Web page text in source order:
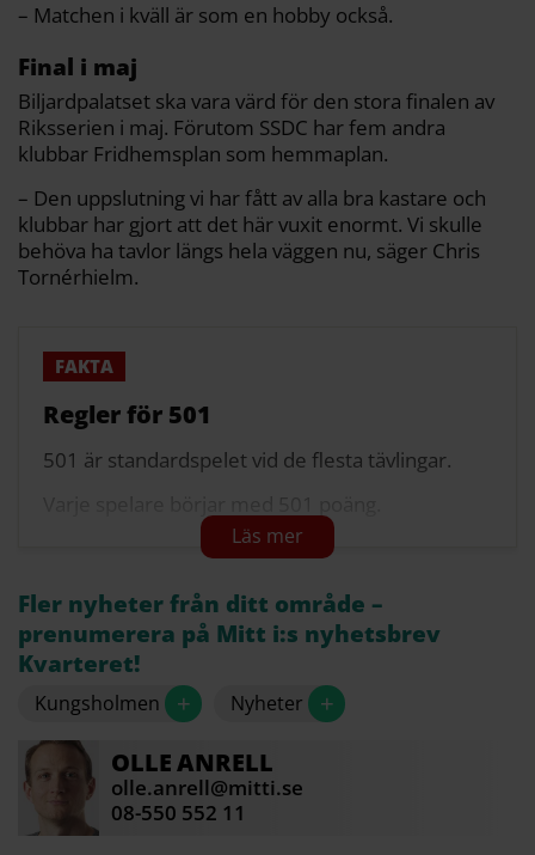
– Matchen i kväll är som en hobby också.
Final i maj
Biljardpalatset ska vara värd för den stora finalen av
Riksserien i maj. Förutom SSDC har fem andra
klubbar Fridhemsplan som hemmaplan.
– Den uppslutning vi har fått av alla bra kastare och
klubbar har gjort att det här vuxit enormt. Vi skulle
behöva ha tavlor längs hela väggen nu, säger Chris
Tornérhielm.
Regler för 501
501 är standardspelet vid de flesta tävlingar.
Träffade poäng dras av från det totala antalet
Första spelaren som når exakt noll poäng
vinner.
Sista kastet när du går ut måste landa i en
dubbel (yttre ringen på tavlan) eller bullseye –
alltså cirkeln i mitten.
Om du går under noll eller når 1 poäng återställs
poängen till den man hade vid kastomgångens
start.
Fler nyheter från ditt område –
prenumerera på Mitt i:s nyhetsbrev
Kvarteret!
Kungsholmen + Nyheter +
OLLEANRELL
olle.anrell@mitti.se
08-550 552 11